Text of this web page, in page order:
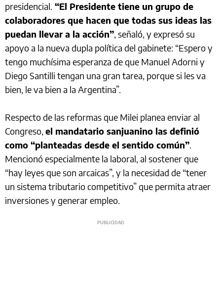
presidencial. “El Presidente tiene un grupo de
colaboradores que hacen que todas sus ideas las
puedan llevar a la acción”, señaló, y expresó su
apoyo a la nueva dupla política del gabinete: “Espero y
tengo muchísima esperanza de que Manuel Adorni y
Diego Santilli tengan una gran tarea, porque si les va
bien, le va bien a la Argentina”.
Respecto de las reformas que Milei planea enviar al
Congreso, el mandatario sanjuanino las definió
como “planteadas desde el sentido común”.
Mencionó especialmente la laboral, al sostener que
“hay leyes que son arcaicas”, y la necesidad de “tener
un sistema tributario competitivo” que permita atraer
inversiones y generar empleo.